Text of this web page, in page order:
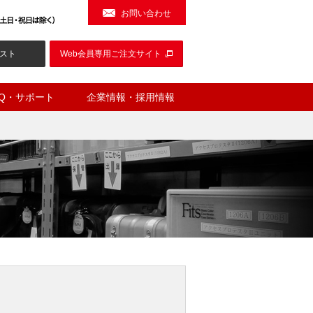
お問い合わせ
ト Web会員専用ご注文サイト
・サポート 企業情報・採用情報